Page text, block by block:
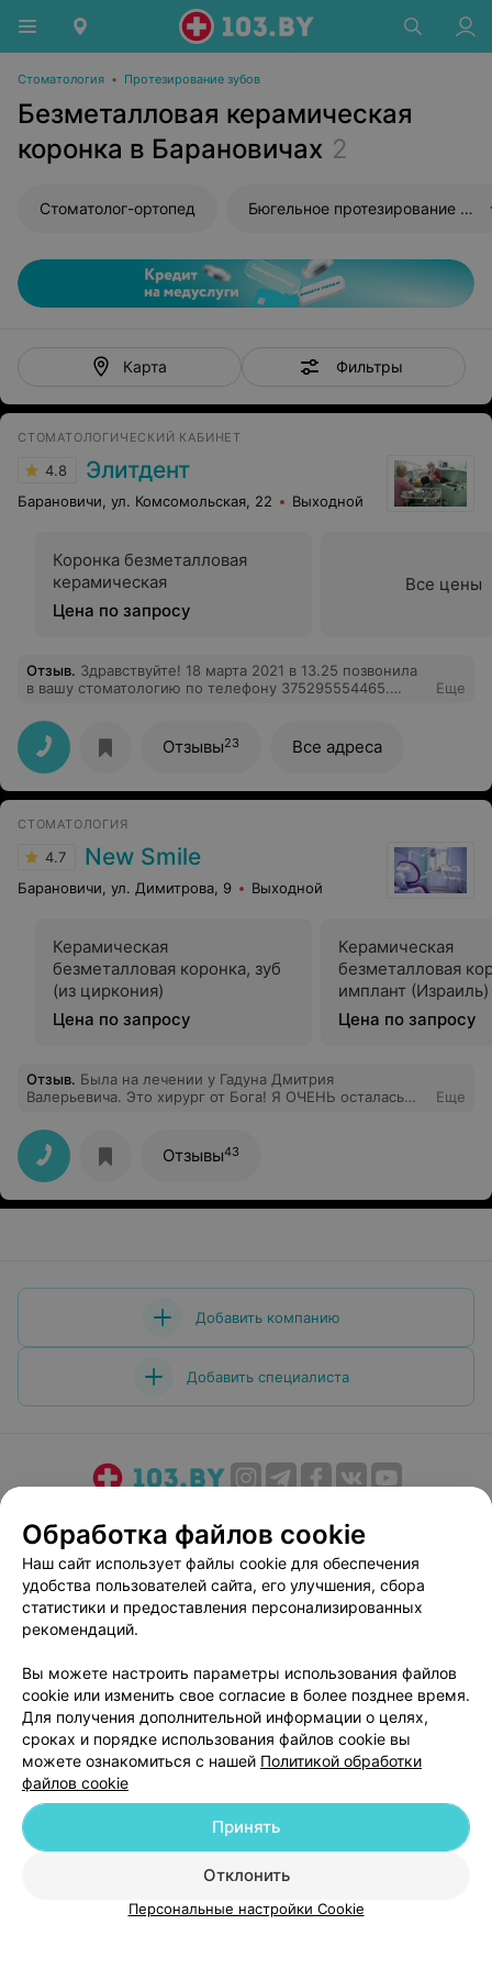
Стоматология • Протезирование зубов
Безметалловая керамическая
коронка в Барановичах 2
Стоматолог-ортопед Бюгельное протезирование зубов
Карта Фильтры
СТОМАТОЛОГИЧЕСКИЙ КАБИНЕТ
4.8 Элитдент
Барановичи, ул. Комсомольская, 22 Выходной
Коронка безметалловая
керамическая
Цена по запросу
Все цены
Отзыв. Здравствуйте! 18 марта 2021 в 13.25 позвонила
в вашу стоматологию по телефону 375295554465.
импланты в вашей клинике. На мой вопрос в ответ я
услышала возмущение, а дальше фраза: " Вы с какой
целью интересуетесь? Проводите статистику?"
Никакой информации я не получила ни о самих
имплантах ни о приемерной стоимости услуг. После
даже на консультацию. Хотя я планировала у вас
поставить 2 импланта и отбелить зубы. Может врачи у
вас и хорошие, но администраторы ужасные.
Еще
Отзывы23 Все адреса
СТОМАТОЛОГИЯ
4.7 New Smile
Барановичи, ул. Димитрова, 9 Выходной
Керамическая
безметалловая коронка, зуб
(из циркония)
Цена по запросу
Керамическая
безметалловая
имплант (Израиль)
Цена по запросу
Отзыв. Была на лечении у Гадуна Дмитрия
Валерьевича. Это хирург от Бога! Я ОЧЕНЬ осталась
Огромное спасибо за здоровую и красивую улыбку.
Отныне на лечение только к вам!!
Еще
Отзывы43
Добавить компанию
Добавить специалиста
Медицинский маркетинг
Публичный договор
Пользовательское соглашение
Способы оплаты
Вакансии
Партнеры
Написать руководителю 103.by
Персональные настройки cookie
Обработка персональных данных
© 2026 ООО «Артокс Лаб», УНП 191700409| 220012, Республика Беларусь,
г. Минск, улица Толбухина, 2, пом. 16 | help@103.by
Обработка файлов cookie
Наш сайт использует файлы cookie для обеспечения
удобства пользователей сайта, его улучшения, сбора
статистики и предоставления персонализированных
рекомендаций.
Вы можете настроить параметры использования файлов
cookie или изменить свое согласие в более позднее время.
Для получения дополнительной информации о целях,
сроках и порядке использования файлов cookie вы
можете ознакомиться с нашей Политикой обработки
файлов cookie
Отклонить
Принять
Персональные настройки Cookie